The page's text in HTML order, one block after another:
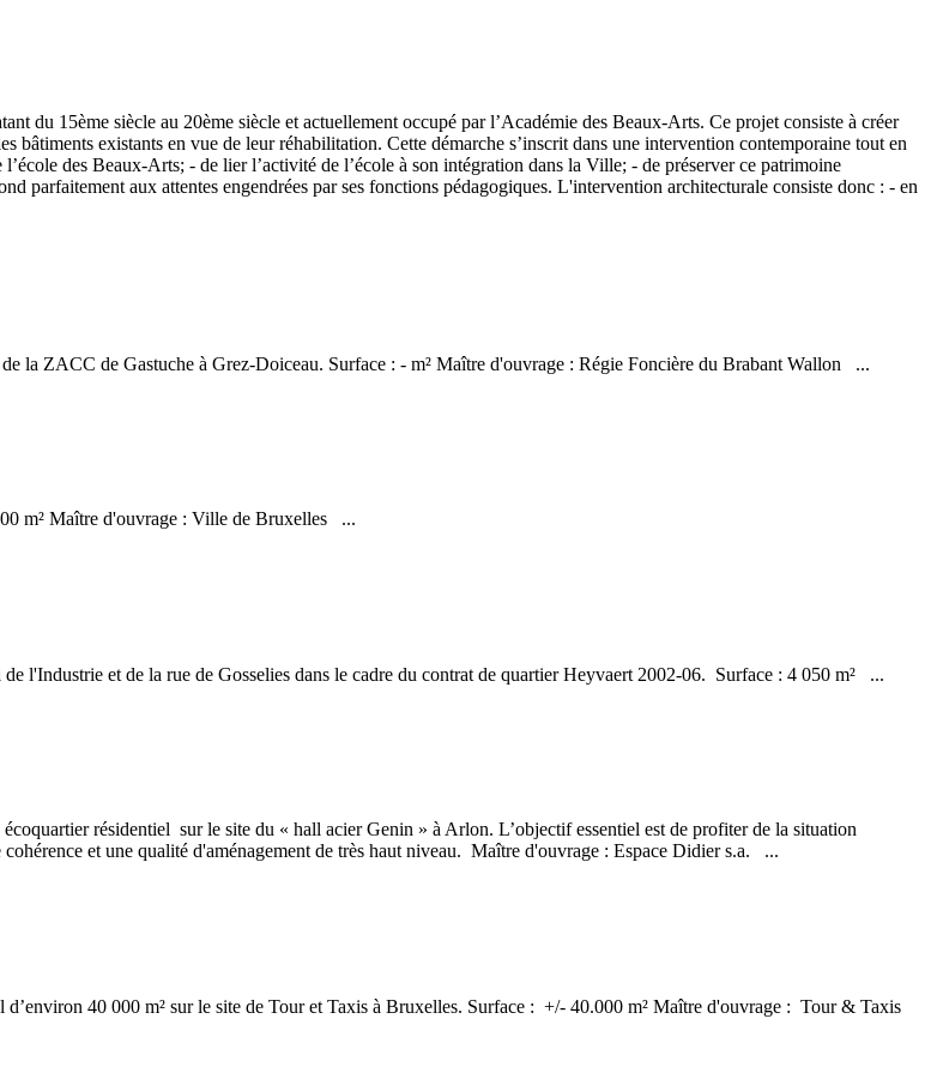
du 15ème siècle au 20ème siècle et actuellement occupé par l’Académie des Beaux-Arts. Ce projet consiste à créer
bâtiments existants en vue de leur réhabilitation. Cette démarche s’inscrit dans une intervention contemporaine tout en
des Beaux-Arts; - de lier l’activité de l’école à son intégration dans la Ville; - de préserver ce patrimoine
parfaitement aux attentes engendrées par ses fonctions pédagogiques. L'intervention architecturale consiste donc : - en
la ZACC de Gastuche à Grez-Doiceau. Surface : - m² Maître d'ouvrage : Régie Foncière du Brabant Wallon ...
m² Maître d'ouvrage : Ville de Bruxelles ...
l'Industrie et de la rue de Gosselies dans le cadre du contrat de quartier Heyvaert 2002-06. Surface : 4 050 m² ...
résidentiel sur le site du « hall acier Genin » à Arlon. L’objectif essentiel est de profiter de la situation
et une qualité d'aménagement de très haut niveau. Maître d'ouvrage : Espace Didier s.a. ...
d’environ 40 000 m² sur le site de Tour et Taxis à Bruxelles. Surface : +/- 40.000 m² Maître d'ouvrage : Tour & Taxis